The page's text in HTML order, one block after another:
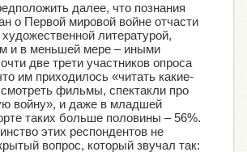
далее, что познания
о Первой мировой войне отчасти
литературой,
и в меньшей мере – иными
две трети участников опроса
им приходилось «читать какие-
фильмы, спектакли про
войну», и даже в младшей
таких больше половины – 56%.
этих респондентов не
вопрос, который звучал так: